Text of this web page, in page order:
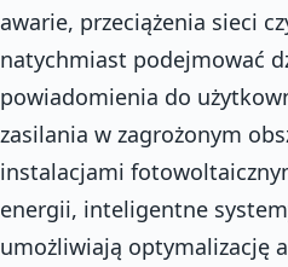
awarie, przeciążenia sieci
natychmiast podejmować
powiadomienia do
zasilania w zagrożonym
instalacjami
energii, inteligentne
umożliwiają optymalizację